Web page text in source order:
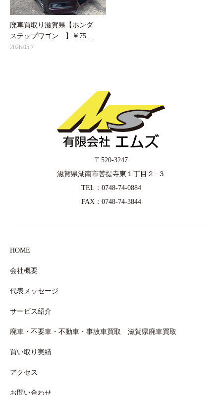
廃車買取り滋賀県【ホンダ
ステップワゴン 】￥75…
2026.05.7
〒520-3247
滋賀県湖南市菩提寺東１丁目２−３
TEL：0748-74-0884
FAX：0748-74-3844
HOME
会社概要
代表メッセージ
サービス紹介
廃車・不要車・不動車・事故車買取 滋賀県廃車買取
買い取り実績
アクセス
お問い合わせ